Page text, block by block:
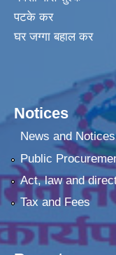
पटके कर
घर जग्गा बहाल कर
Notices
News and Notices
Public
Act, law and
Tax and Fees